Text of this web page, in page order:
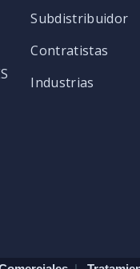
Subdistribuidor
Contratistas
Industrias